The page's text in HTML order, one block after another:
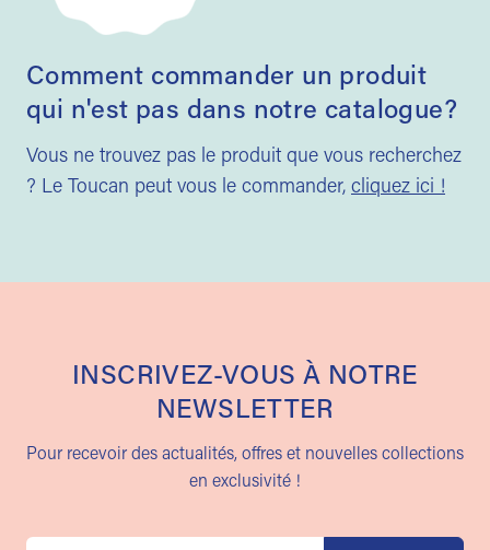
Comment commander un produit
qui n'est pas dans notre catalogue?
Vous ne trouvez pas le produit que vous recherchez
? Le Toucan peut vous le commander, cliquez ici !
INSCRIVEZ-VOUS À NOTRE
NEWSLETTER
Pour recevoir des actualités, offres et nouvelles collections
en exclusivité !